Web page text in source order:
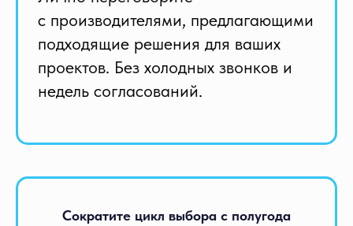
с производителями, предлагающими
подходящие решения для ваших
проектов. Без холодных звонков и
недель согласований.
Сократите цикл выбора с полугода
для речных, каботажных и морских судов